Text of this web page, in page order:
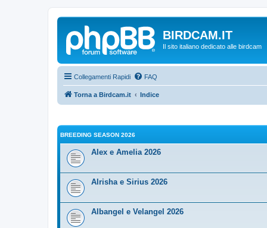
BIRDCAM.IT
Il sito italiano dedicato alle birdcam
Collegamenti Rapidi FAQ
Torna a Birdcam.it Indice
BREEDING SEASON 2026
Alex e Amelia 2026
Alrisha e Sirius 2026
Albangel e Velangel 2026